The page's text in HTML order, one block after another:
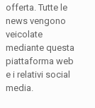
offerta. Tutte le
news vengono
veicolate
mediante questa
piattaforma web
e i relativi social
media.